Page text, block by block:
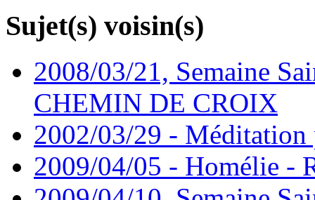
Sujet(s) voisin(s)
2008/03/21, Semaine
CHEMIN DE CROIX
2002/03/29 - Méditation
2009/04/05 - Homélie -